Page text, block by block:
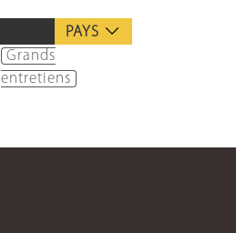
PAYS
Grands
entretiens